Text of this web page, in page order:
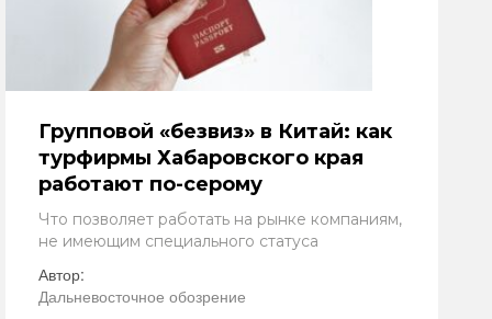
Групповой «безвиз» в Китай: как
турфирмы Хабаровского края
работают по-серому
Что позволяет работать на рынке компаниям,
не имеющим специального статуса
Автор:
Дальневосточное обозрение